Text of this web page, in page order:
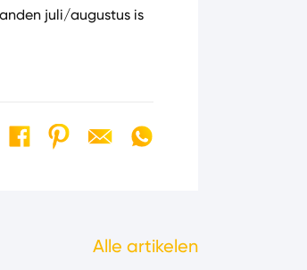
juli/augustus is
Alle artikelen